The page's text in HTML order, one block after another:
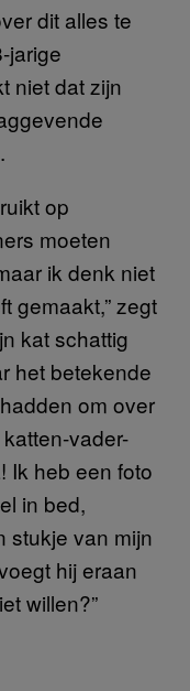
dit alles te
jarige
niet dat zijn
op
moeten
ik denk niet
gemaakt,” zegt
kat schattig
het betekende
om over
vader-
Ik heb een foto
in bed,
stukje van mijn
hij eraan
willen?”